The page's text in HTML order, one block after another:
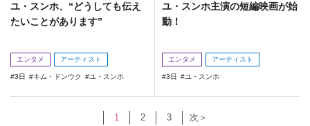
ユ・スンホ、“どうしても伝え
たいことがあります”
エンタメ アーティスト
3日 キム・ドンウク ユ・スンホ
ユ・スンホ主演の短編映画が始
動！
エンタメ アーティスト
3日 ユ・スンホ
1 2 3 次＞